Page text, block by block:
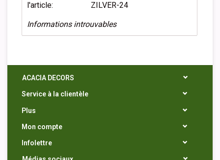
l'article:
ZILVER-24
Informations introuvables
ACACIA DECORS
Service à la clientèle
Plus
Mon compte
Infolettre